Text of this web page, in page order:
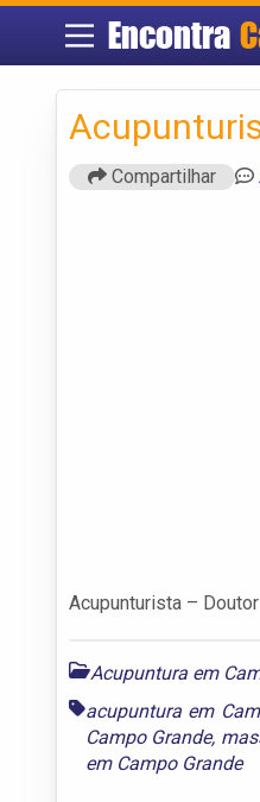
Encontra
Compartilhar
Acupunturista –
Acupuntura em
acupuntura em
Campo Grande,
em Campo Grande